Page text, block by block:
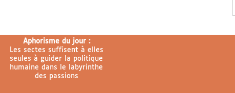
Aphorisme du jour :
Les sectes suffisent à elles
seules à guider la politique
humaine dans le labyrinthe
des passions